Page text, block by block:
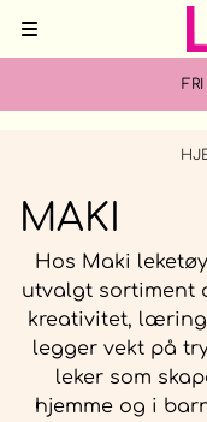
Hopp til innhold
MAKI
Hos Maki
utvalgt sortiment
kreativitet, læring
legger vekt på
leker som
hjemme og i